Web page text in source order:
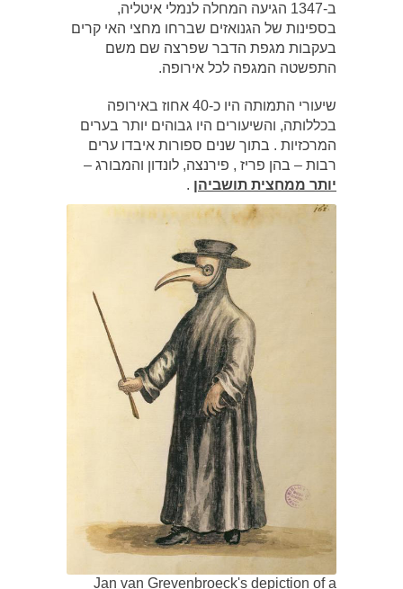
ב-1347 הגיעה המחלה לנמלי איטליה,
בספינות של הגנואזים שברחו מחצי האי קרים
בעקבות מגפת הדבר שפרצה שם משם
התפשטה המגפה לכל אירופה.
שיעורי התמותה היו כ-40 אחוז באירופה
בכללותה, והשיעורים היו גבוהים יותר בערים
המרכזיות . בתוך שנים ספורות איבדו ערים
רבות – בהן פריז , פירנצה, לונדון והמבורג –
יותר ממחצית תושביהן.
Jan van Grevenbroeck's depiction of a